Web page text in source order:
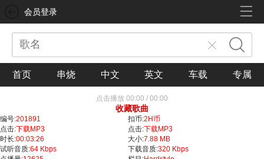
会员登录
首页 串烧 中文 英文 车载 专属
点击播放 00:00 / 00:00
收藏歌曲
编号:201891 扣币:2H币
点击:下载MP3 点击:下载MP3
时长:00:03:26 大小:7.88 MB
试听音质:64 Kbps 下载音质:320 Kbps